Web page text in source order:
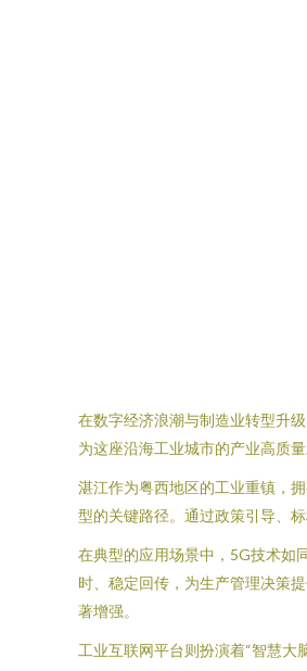
在数字经济浪潮与制造业转型升
为这座沿海工业城市的产业高质
湛江作为粤西地区的工业重镇，
型的关键路径。通过政策引导、
在典型的应用场景中，5G技术如
时、稳定回传，为生产管理决策
著增强。
工业互联网平台则扮演着“智慧